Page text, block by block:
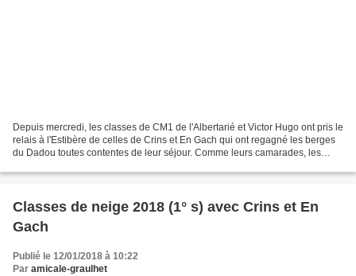
Depuis mercredi, les classes de CM1 de l'Albertarié et Victor Hugo ont pris le
relais à l'Estibère de celles de Crins et En Gach qui ont regagné les berges
du Dadou toutes contentes de leur séjour. Comme leurs camarades, les
Classes de neige 2018 (1° s) avec Crins et En
Gach
Publié le 12/01/2018 à 10:22
Par amicale-graulhet